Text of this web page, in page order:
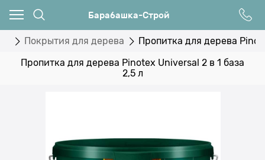
Барабашка-Строй
Покрытия для дерева Пропитка для дерева
Пропитка для дерева Pinotex Universal 2 в 1 база
2,5 л